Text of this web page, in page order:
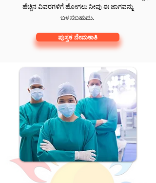
ಹೆಚ್ಚಿನ ವಿವರಗಳಿಗೆ ಹೋಗಲು ನೀವು ಈ ಜಾಗವನ್ನು
ಬಳಸಬಹುದು.
ಪುಸ್ತಕ ನೇಮಕಾತಿ